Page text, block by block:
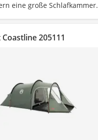
eine große Schlafkammer.
205111